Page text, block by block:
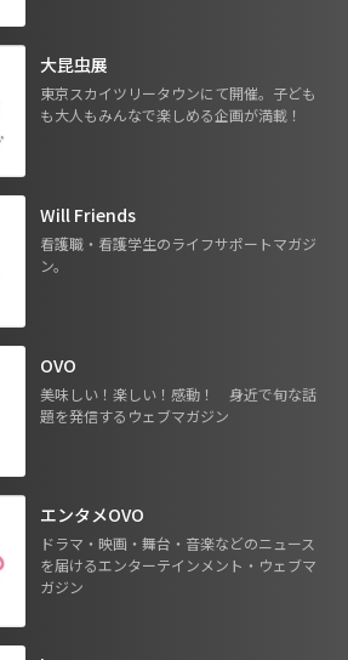
大昆虫展
東京スカイツリータウンにて開催。子ども
も大人もみんなで楽しめる企画が満載！
Will Friends
看護職・看護学生のライフサポートマガジ
ン。
OVO
美味しい！楽しい！感動！ 身近で旬な話
題を発信するウェブマガジン
エンタメOVO
ドラマ・映画・舞台・音楽などのニュース
を届けるエンターテインメント・ウェブマ
ガジン